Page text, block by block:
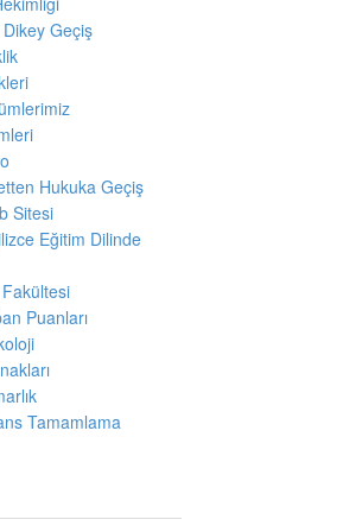
Geçiş
Hukuka Geçiş
Sitesi
Eğitim Dilinde
Puanları
Tamamlama